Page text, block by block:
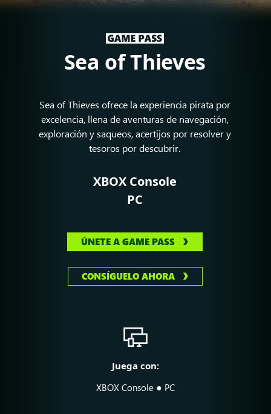
Sea of Thieves
Sea of Thieves ofrece la experiencia pirata por
excelencia, llena de aventuras de navegación,
exploración y saqueos, acertijos por resolver y
tesoros por descubrir.
XBOX Console
PC
ÚNETE A GAME PASS
CONSÍGUELO AHORA
Juega con:
XBOX Console ● PC